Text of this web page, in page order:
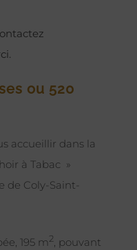
ou 520
accueillir dans la
à Tabac »
Coly-Saint-
195 m2, pouvant